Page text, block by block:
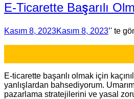
E-Ticarette Başarılı
Kasım 8, 2023Kasım 8, 2023’' te
E-ticarette başarılı olmak için
yanlışlardan bahsediyorum.
pazarlama stratejilerini ve yasal